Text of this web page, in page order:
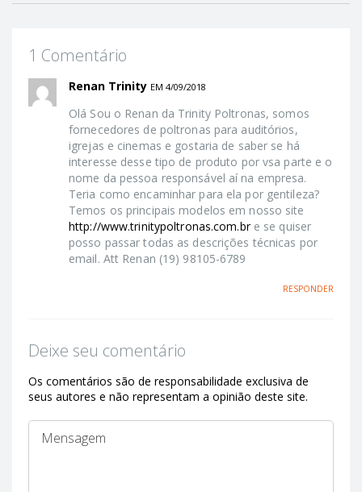
1 Comentário
Renan Trinity EM 4/09/2018
Olá Sou o Renan da Trinity Poltronas, somos
fornecedores de poltronas para auditórios,
igrejas e cinemas e gostaria de saber se há
interesse desse tipo de produto por vsa parte e o
nome da pessoa responsável aí na empresa.
Teria como encaminhar para ela por gentileza?
Temos os principais modelos em nosso site
http://www.trinitypoltronas.com.bre se quiser
posso passar todas as descrições técnicas por
email. Att Renan (19) 98105-6789
RESPONDER
Deixe seu comentário
Os comentários são de responsabilidade exclusiva de
seus autores e não representam a opinião deste site.